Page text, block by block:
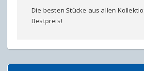
Die besten Stücke aus allen
Bestpreis!